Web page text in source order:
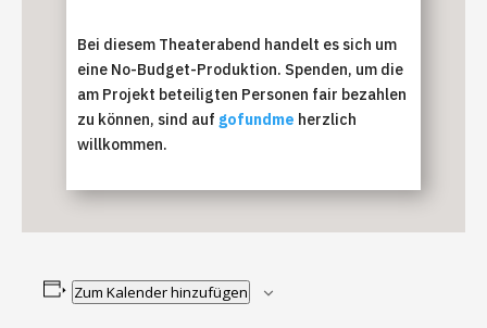
Bei diesem Theaterabend handelt es sich um
eine No-Budget-Produktion. Spenden, um die
am Projekt beteiligten Personen fair bezahlen
zu können, sind auf gofundme herzlich
willkommen.
Zum Kalender hinzufügen